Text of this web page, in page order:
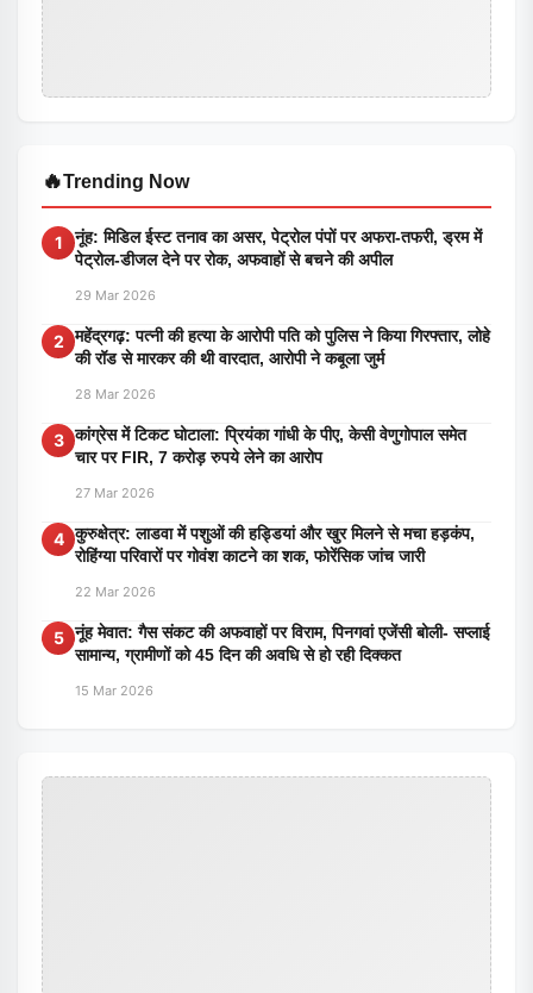
🔥Trending Now
1
नूंह: मिडिल ईस्ट तनाव का असर, पेट्रोल पंपों पर अफरा-तफरी, ड्रम में
पेट्रोल-डीजल देने पर रोक, अफवाहों से बचने की अपील
29 Mar 2026
2
महेंद्रगढ़: पत्नी की हत्या के आरोपी पति को पुलिस ने किया गिरफ्तार, लोहे
की रॉड से मारकर की थी वारदात, आरोपी ने कबूला जुर्म
28 Mar 2026
3 कांग्रेस में टिकट घोटाला: प्रियंका गांधी के पीए, केसी वेणुगोपाल समेत
चार पर FIR, 7 करोड़ रुपये लेने का आरोप
27 Mar 2026
4 कुरुक्षेत्र: लाडवा में पशुओं की हड्डियां और खुर मिलने से मचा हड़कंप,
रोहिंग्या परिवारों पर गोवंश काटने का शक, फोरेंसिक जांच जारी
22 Mar 2026
5 नूंह मेवात: गैस संकट की अफवाहों पर विराम, पिनगवां एजेंसी बोली- सप्लाई
सामान्य, ग्रामीणों को 45 दिन की अवधि से हो रही दिक्कत
15 Mar 2026